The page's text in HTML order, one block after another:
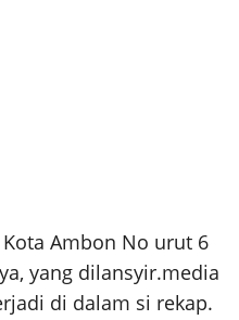
Ambon No urut 6
yang dilansyir.media
di dalam si rekap.